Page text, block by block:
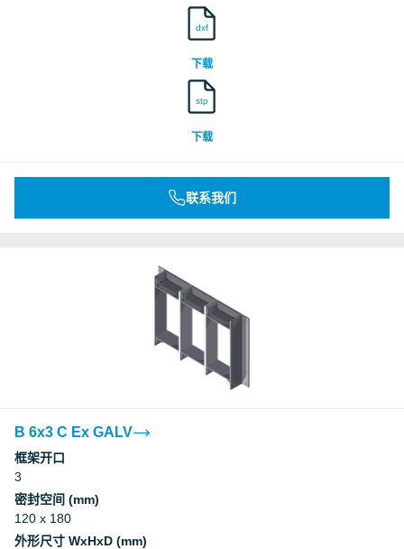
dxf
下载
stp
下载
联系我们
B 6x3 C Ex GALV
框架开口
3
密封空间 (mm)
120 x 180
外形尺寸 WxHxD (mm)